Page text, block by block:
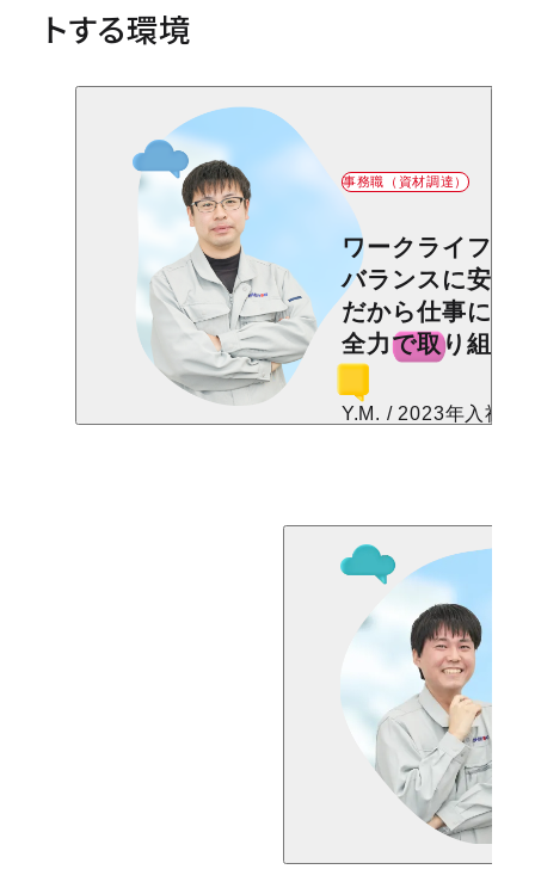
トする環境
事務職（資材調達）
ワークライフ
バランスに安心
だから仕事にも
全力で取り組め
Y.M. / 2023年入社